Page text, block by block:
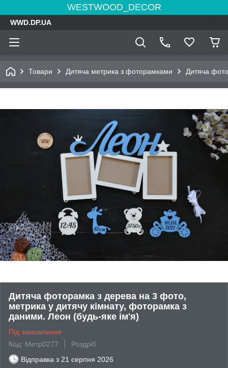
WESTWOOD_DECOR
WWD.DP.UA
Товари Дитяча метрика з фоторамками Дитяча
Дитяча фоторамка з дерева на 3 фото,
метрика у дитячу кімнату, фоторамка з
даними. Леон (будь-яке ім'я)
Під замовлення
Код: Метр0277
Роздріб
Відправка з 21 серпня 2026